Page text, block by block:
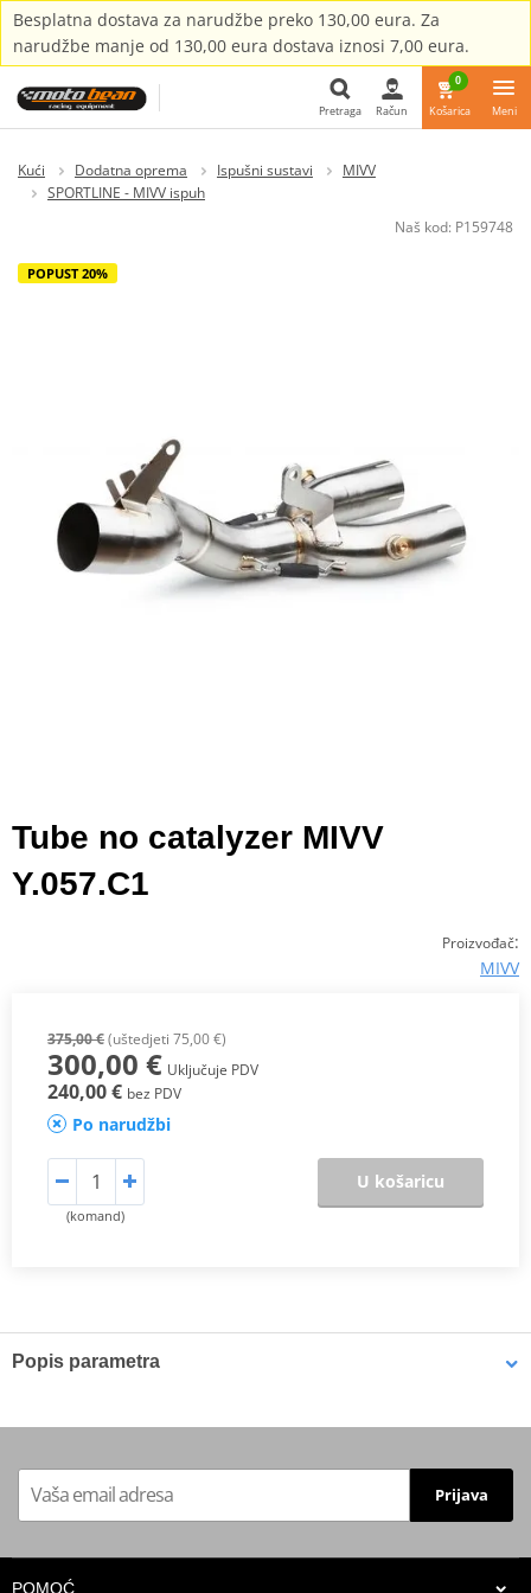
Besplatna dostava za narudžbe preko 130,00 eura. Za
narudžbe manje od 130,00 eura dostava iznosi 7,00 eura.
Pretraga Račun
0
Košarica Meni
Kući Dodatna oprema Ispušni sustavi
MIVV
SPORTLINE - MIVV ispuh
Naš kod: P159748
POPUST 20%
Tube no catalyzer MIVV
Y.057.C1
Proizvođač:
MIVV
375,00 €(uštedjeti 75,00 €)
300,00 € Uključuje PDV
240,00 € bez PDV
Po narudžbi
(komand)
U košaricu
Popis parametra
HOMOLOGATION /
APPROVAL
Position
-
Prijava
POMOĆ